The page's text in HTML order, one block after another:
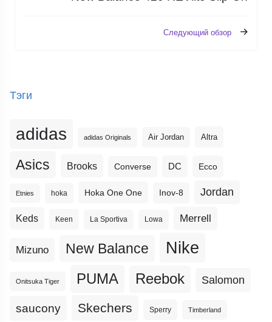
Следующий обзор
Тэги
adidas adidas Originals Air Jordan Altra
Asics Brooks Converse DC Ecco
Etnies hoka Hoka One One Inov-8 Jordan
Keds Keen La Sportiva Lowa Merrell
Mizuno New Balance Nike
Onitsuka Tiger PUMA Reebok Salomon
saucony Skechers Sperry Timberland